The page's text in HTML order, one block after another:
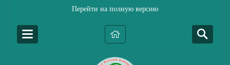
Перейти на полную версию